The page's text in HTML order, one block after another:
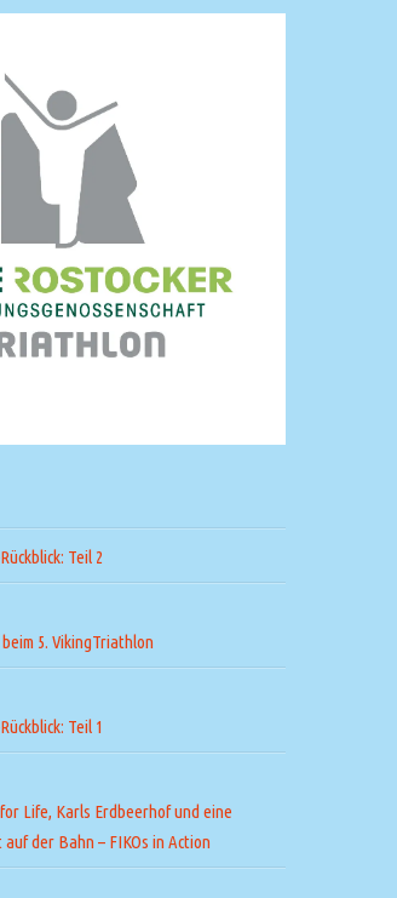
Teil 2
5. VikingTriathlon
Teil 1
Life, Karls Erdbeerhof und eine
der Bahn – FIKOs in Action